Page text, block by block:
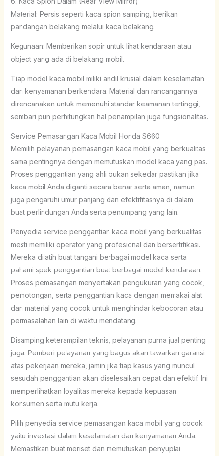
Material: Persis seperti kaca spion samping, berikan
pandangan belakang melalui kaca belakang.
Kegunaan: Memberikan sopir untuk lihat kendaraan atau
object yang ada di belakang mobil.
Tiap model kaca mobil miliki andil krusial dalam keselamatan
dan kenyamanan berkendara. Material dan rancangannya
direncanakan untuk memenuhi standar keamanan tertinggi,
sembari pun perhitungkan hal penampilan juga fungsionalitas.
Service Pemasangan Kaca Mobil Honda S660
Memilih pelayanan pemasangan kaca mobil yang berkualitas
sama pentingnya dengan memutuskan model kaca yang pas.
Proses penggantian yang ahli bukan sekedar pastikan jika
kaca mobil Anda diganti secara benar serta aman, namun
juga pengaruhi umur panjang dan efektifitasnya di dalam
buat perlindungan Anda serta penumpang yang lain.
Penyedia service penggantian kaca mobil yang berkualitas
mesti memiliki operator yang profesional dan bersertifikasi.
Mereka dilatih buat tangani berbagai model kaca serta
pahami spek penggantian buat berbagai model kendaraan.
Proses pemasangan menyertakan pengukuran yang cocok,
pemotongan, serta penggantian kaca dengan memakai alat
dan material yang cocok untuk menghindar kebocoran atau
permasalahan lain di waktu mendatang.
Disamping keterampilan teknis, pelayanan purna jual penting
juga. Pemberi pelayanan yang bagus akan tawarkan garansi
atas pekerjaan mereka, jamin jika tiap kasus yang muncul
sesudah penggantian akan diselesaikan cepat dan efektif. Ini
memperlihatkan loyalitas mereka kepada kepuasan
konsumen serta mutu kerja.
Pilih penyedia service pemasangan kaca mobil yang cocok
yaitu investasi dalam keselamatan dan kenyamanan Anda.
Memastikan buat meriset dan memutuskan penyuplai